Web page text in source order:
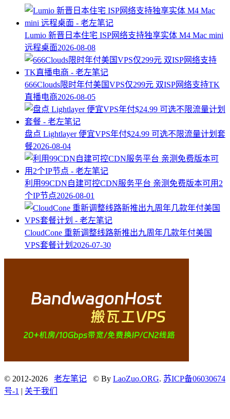
Lumio 新晋日本住宅 ISP网络支持独享实体 M4 Mac mini
远程桌面2026-08-08
666Clouds限时年付美国VPS仅299元 双ISP网络支持TK
直播电商2026-08-05
盘点 Lightlayer 便宜VPS年付$24.99 可选不限流量计划套
餐2026-08-04
利用99CDN自建可控CDN服务平台 亲测免费版本可用2
个IP节点2026-08-01
CloudCone 重新调整线路新推出九周年几款年付美国
VPS套餐计划 2026-07-30
© 2012-2026 老左笔记 © By LaoZuo.ORG. 苏ICP备06030674
号-1 | 关于我们